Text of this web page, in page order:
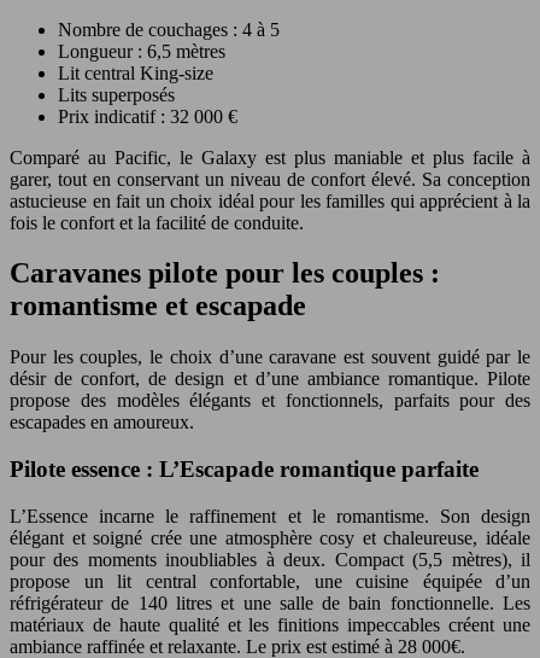
Nombre de couchages : 4 à 5
Longueur : 6,5 mètres
Lit central King-size
Lits superposés
Prix indicatif : 32 000 €
Comparé au Pacific, le Galaxy est plus maniable et plus facile à
garer, tout en conservant un niveau de confort élevé. Sa conception
astucieuse en fait un choix idéal pour les familles qui apprécient à la
fois le confort et la facilité de conduite.
Caravanes pilote pour les couples :
romantisme et escapade
Pour les couples, le choix d’une caravane est souvent guidé par le
désir de confort, de design et d’une ambiance romantique. Pilote
propose des modèles élégants et fonctionnels, parfaits pour des
escapades en amoureux.
Pilote essence : L’Escapade romantique parfaite
L’Essence incarne le raffinement et le romantisme. Son design
élégant et soigné crée une atmosphère cosy et chaleureuse, idéale
pour des moments inoubliables à deux. Compact (5,5 mètres), il
propose un lit central confortable, une cuisine équipée d’un
réfrigérateur de 140 litres et une salle de bain fonctionnelle. Les
matériaux de haute qualité et les finitions impeccables créent une
ambiance raffinée et relaxante. Le prix est estimé à 28 000€.